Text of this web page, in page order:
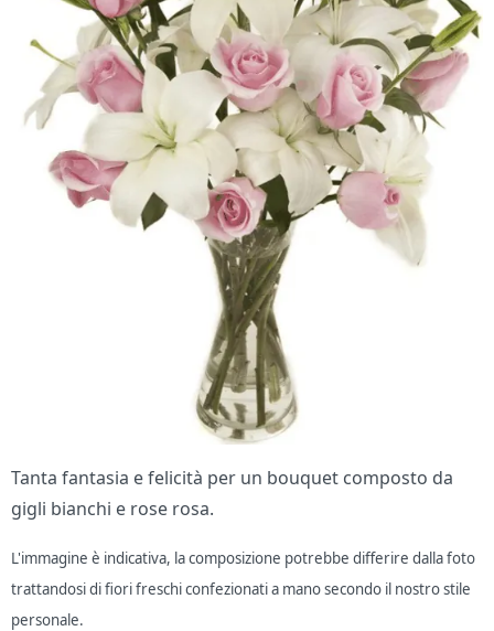
Tanta fantasia e felicità per un bouquet composto da
gigli bianchi e rose rosa.
L'immagine è indicativa, la composizione potrebbe differire dalla foto
trattandosi di fiori freschi confezionati a mano secondo il nostro stile
personale.